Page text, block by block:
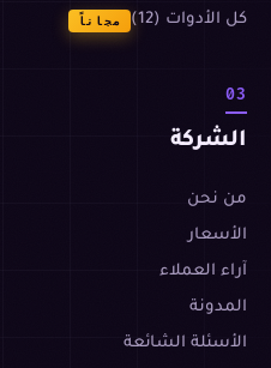
كل الأدوات (12)
مجاناً
03
الشركة
من نحن
الأسعار
آراء العملاء
المدونة
الأسئلة الشائعة